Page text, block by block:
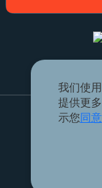
我们使
提供更
示您同意